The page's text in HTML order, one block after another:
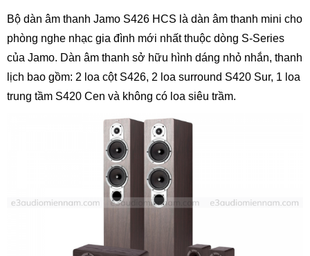
Bộ dàn âm thanh Jamo S426 HCS là dàn âm thanh mini cho
phòng nghe nhạc gia đình mới nhất thuộc dòng S-Series
của Jamo. Dàn âm thanh sở hữu hình dáng nhỏ nhắn, thanh
lịch bao gồm: 2 loa cột S426, 2 loa surround S420 Sur, 1 loa
trung tầm S420 Cen và không có loa siêu trầm.